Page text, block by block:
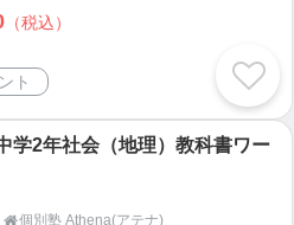
（税込）
ト
2年社会（地理）教科書ワー
個別塾 Athena(アテナ)